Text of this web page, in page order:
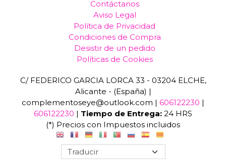
Contáctanos
Aviso Legal
Política de Privacidad
Condiciones de Compra
Desistir de un pedido
Políticas de Cookies
C/ FEDERICO GARCIA LORCA 33 - 03204 ELCHE,
Alicante - (España) |
complementoseye@outlook.com | 606122230 |
606122230 | Tiempo de Entrega: 24 HRS
(*) Precios con Impuestos incluidos